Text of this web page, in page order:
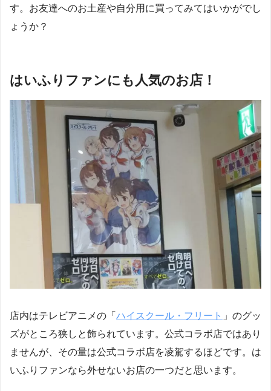
す。お友達へのお土産や自分用に買ってみてはいかがでし
ょうか？
はいふりファンにも人気のお店！
店内はテレビアニメの「 ハイスクール・フリート 」のグッ
ズがところ狭しと飾られています。公式コラボ店ではあり
ませんが、その量は公式コラボ店を凌駕するほどです。は
いふりファンなら外せないお店の一つだと思います。